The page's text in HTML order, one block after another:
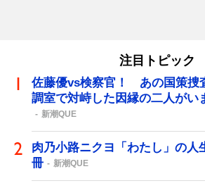
注目トピック
佐藤優vs検察官！ あの国策捜
調室で対峙した因縁の二人がい
新潮QUE
肉乃小路ニクヨ「わたし」の人
冊
新潮QUE